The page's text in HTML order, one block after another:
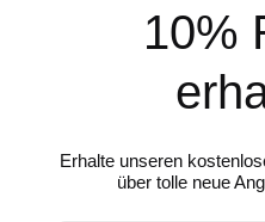
10%
Erhalte unseren
über tolle neue